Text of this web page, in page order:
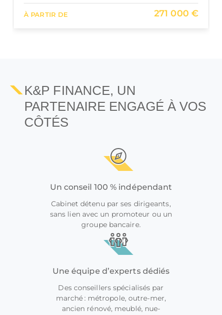
À PARTIR DE 168 000 €
K&P FINANCE, UN
PARTENAIRE ENGAGÉ À VOS
CÔTÉS
Un conseil 100 % indépendant
Cabinet détenu par ses dirigeants,
sans lien avec un promoteur ou un
groupe bancaire.
Une équipe d’experts dédiés
Des conseillers spécialisés par
marché : métropole, outre-mer,
ancien rénové, meublé, nue-